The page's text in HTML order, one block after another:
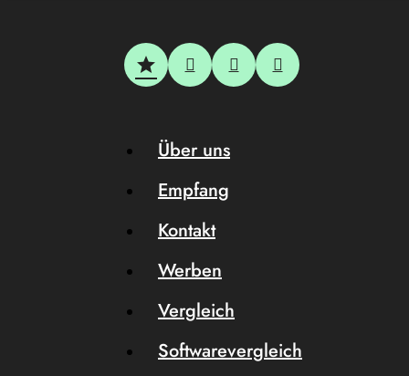
Über uns
Empfang
Kontakt
Werben
Vergleich
Softwarevergleich